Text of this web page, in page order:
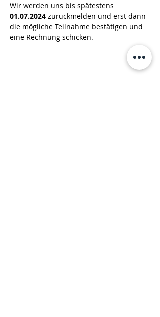
Wir werden uns bis spätestens
01.07.2024 zurückmelden und erst dann
die mögliche Teilnahme bestätigen und
eine Rechnung schicken.